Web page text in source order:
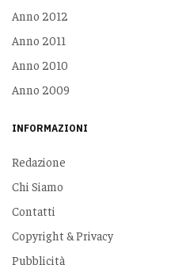
Anno 2012
Anno 2011
Anno 2010
Anno 2009
INFORMAZIONI
Redazione
Chi Siamo
Contatti
Copyright & Privacy
Pubblicità